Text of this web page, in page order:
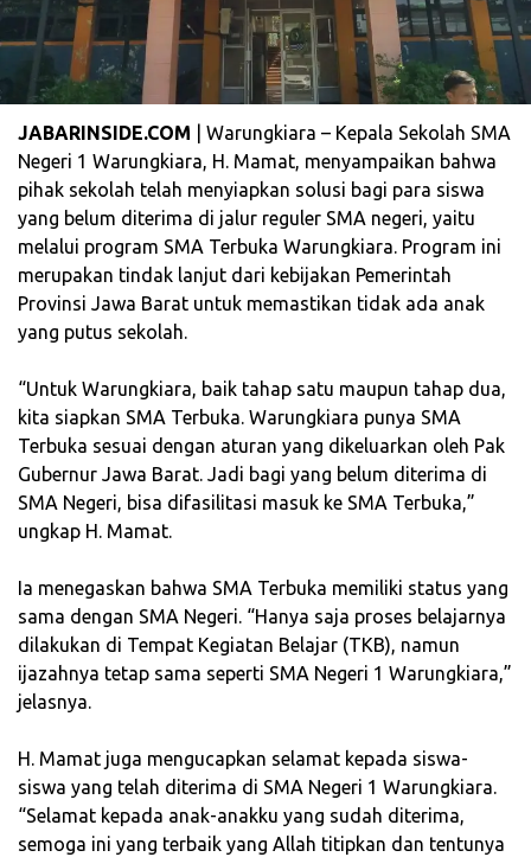
JABARINSIDE.COM | Warungkiara – Kepala Sekolah SMA
Negeri 1 Warungkiara, H. Mamat, menyampaikan bahwa
pihak sekolah telah menyiapkan solusi bagi para siswa
yang belum diterima di jalur reguler SMA negeri, yaitu
melalui program SMA Terbuka Warungkiara. Program ini
merupakan tindak lanjut dari kebijakan Pemerintah
Provinsi Jawa Barat untuk memastikan tidak ada anak
yang putus sekolah.
‎“Untuk Warungkiara, baik tahap satu maupun tahap dua,
kita siapkan SMA Terbuka. Warungkiara punya SMA
Terbuka sesuai dengan aturan yang dikeluarkan oleh Pak
Gubernur Jawa Barat. Jadi bagi yang belum diterima di
SMA Negeri, bisa difasilitasi masuk ke SMA Terbuka,”
ungkap H. Mamat.
‎Ia menegaskan bahwa SMA Terbuka memiliki status yang
sama dengan SMA Negeri. “Hanya saja proses belajarnya
dilakukan di Tempat Kegiatan Belajar (TKB), namun
ijazahnya tetap sama seperti SMA Negeri 1 Warungkiara,”
jelasnya.
‎H. Mamat juga mengucapkan selamat kepada siswa-
siswa yang telah diterima di SMA Negeri 1 Warungkiara.
“Selamat kepada anak-anakku yang sudah diterima,
semoga ini yang terbaik yang Allah titipkan dan tentunya